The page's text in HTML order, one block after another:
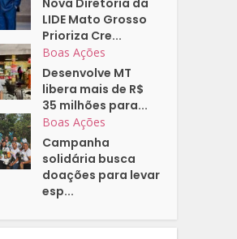
Nova Diretoria da
LIDE Mato Grosso
Prioriza Cre...
Boas Ações
Desenvolve MT
libera mais de R$
35 milhões para...
Boas Ações
Campanha
solidária busca
doações para levar
esp...